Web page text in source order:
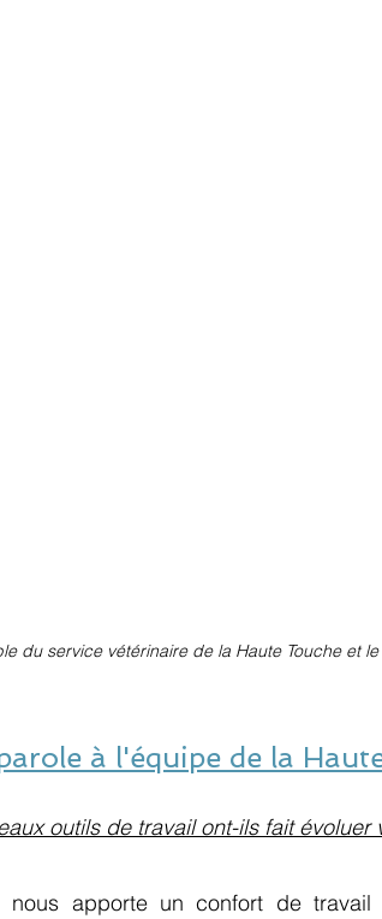
du service vétérinaire de la Haute Touche et
à l'équipe de la
outils de travail ont-ils fait évoluer
nous apporte un confort de